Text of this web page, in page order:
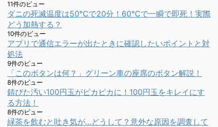
11件のビュー
ダニの死滅温度は50℃で20分！60℃で一瞬で即死！実際
どう加熱する？
10件のビュー
アプリで通信エラーが出たときに確認したいポイントと対
処法
9件のビュー
「このボタンは何？」グリーン車の座席のボタン解説！
8件のビュー
錆びた汚い100円玉がピカピカに！100円玉をキレイにす
る方法！
8件のビュー
緑茶を飲むと吐き気が…どうして？意外な原因を調査して